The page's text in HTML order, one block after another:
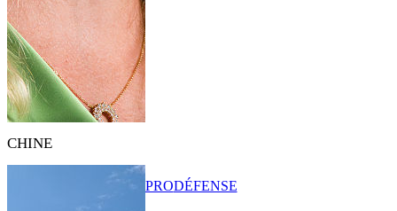
CHINE
PRODÉFENSE